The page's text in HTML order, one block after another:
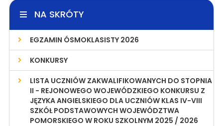
NA SKRÓTY
EGZAMIN ÓSMOKLASISTY 2026
KONKURSY
LISTA UCZNIÓW ZAKWALIFIKOWANYCH DO STOPNIA
II - REJONOWEGO WOJEWÓDZKIEGO KONKURSU Z
JĘZYKA ANGIELSKIEGO DLA UCZNIÓW KLAS IV-VIII
SZKÓŁ PODSTAWOWYCH WOJEWÓDZTWA
POMORSKIEGO W ROKU SZKOLNYM 2025 / 2026